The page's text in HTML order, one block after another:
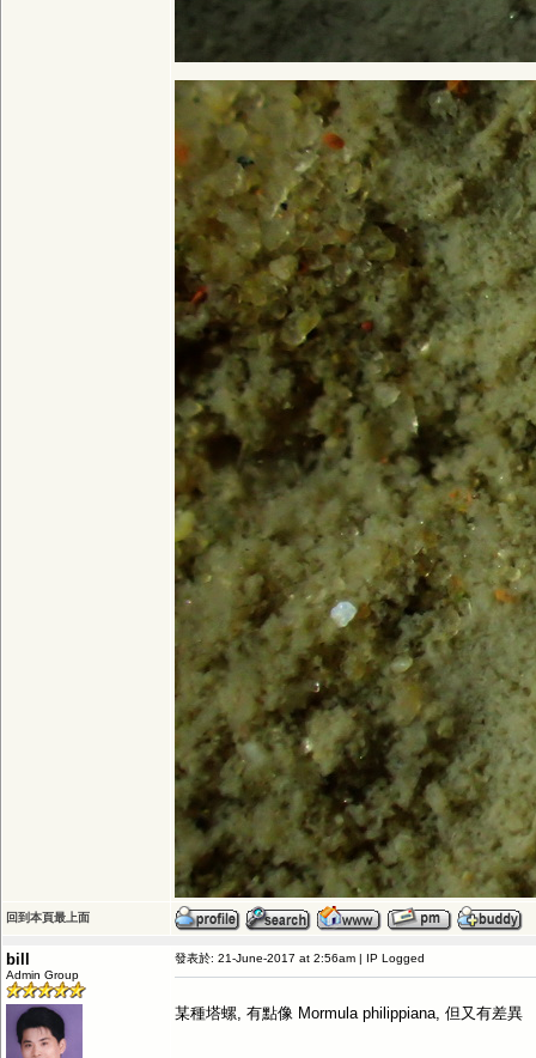
回到本頁最上面
bill
Admin Group
發表於: 21-June-2017 at 2:56am | IP Logged
某種塔螺, 有點像 Mormula philippiana, 但又有差異